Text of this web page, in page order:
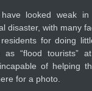
have looked weak
disaster, with many
for doing
as “flood tourists”
of helping
for a photo.